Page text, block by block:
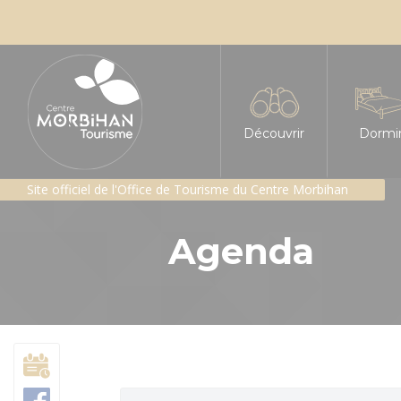
Découvrir
L'insoupçonné Centre
Les sites
Géants de pierres :
Tous
Gîtes
Site officiel de l'Office de Tourisme du Centre Morbihan
Agenda